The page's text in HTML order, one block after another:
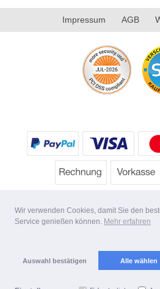
Wir verwenden Cookies, damit Sie den
Service genießen können. Mehr erfahren
Auswahl bestätigen Alle wählen
Impressum AGB
* Alle Preise inkl. MwSt.
Copyright 2026 by HP's
Mobile Shop by